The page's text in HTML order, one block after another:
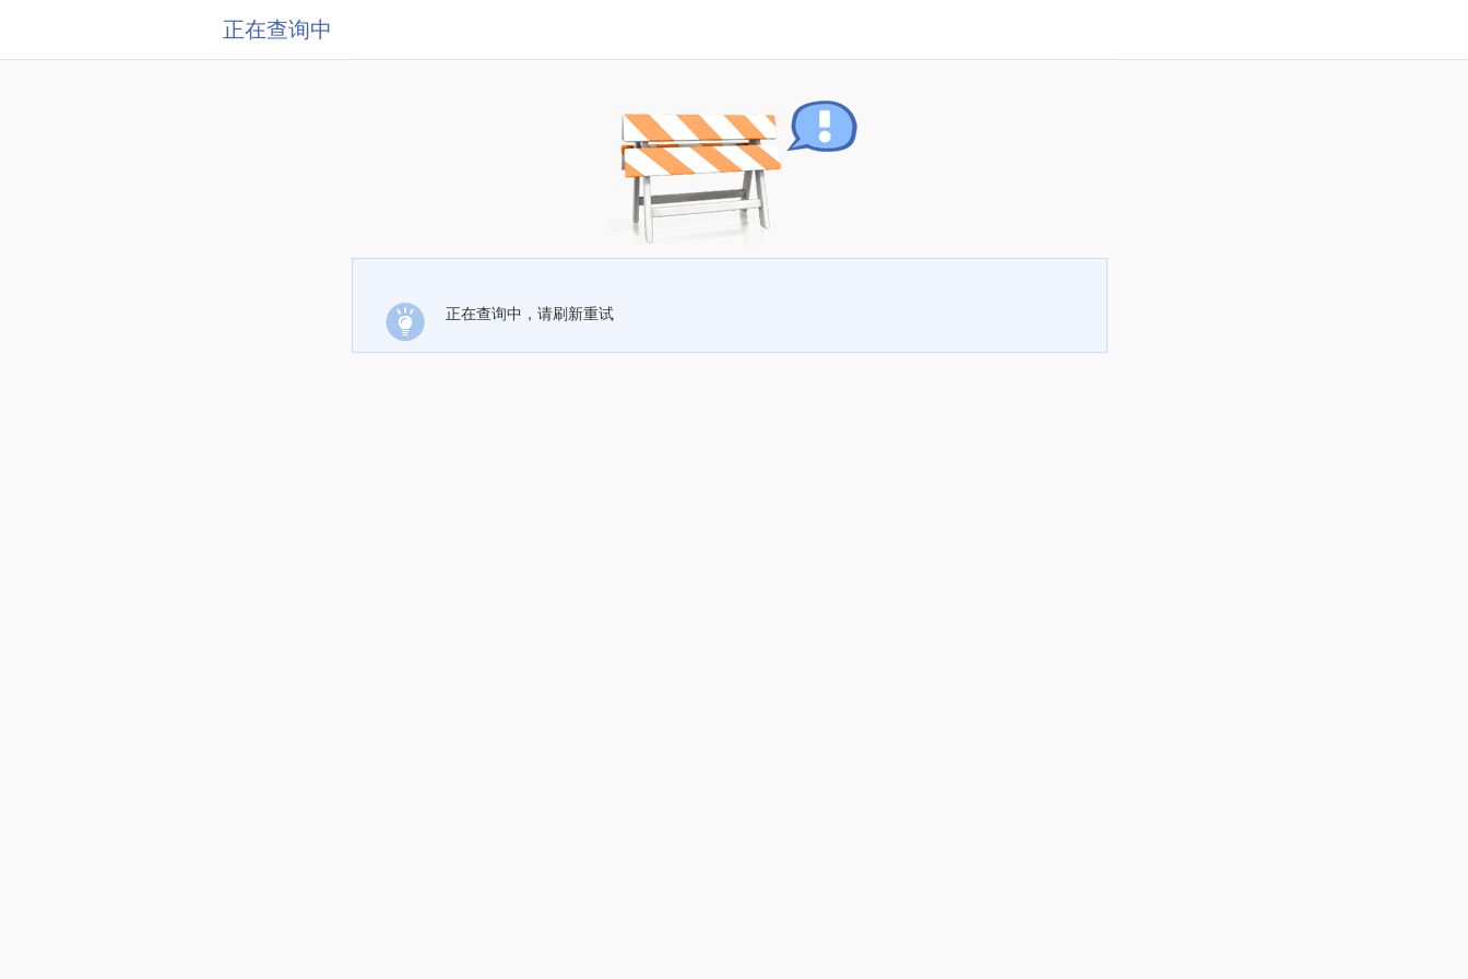
正在查询中
正在查询中，请刷新重试